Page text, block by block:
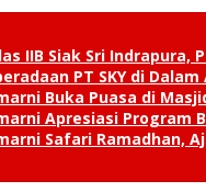
IIB Siak Sri Indrapura,
PT SKY di
Buka Puasa di
Apresiasi Program
Safari Ramadhan,